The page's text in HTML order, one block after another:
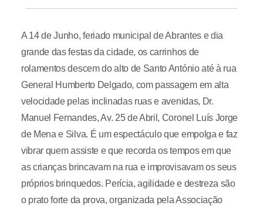
A 14 de Junho, feriado municipal de Abrantes e dia
grande das festas da cidade, os carrinhos de
rolamentos descem do alto de Santo António até à rua
General Humberto Delgado, com passagem em alta
velocidade pelas inclinadas ruas e avenidas, Dr.
Manuel Fernandes, Av. 25 de Abril, Coronel Luís Jorge
de Mena e Silva. É um espectáculo que empolga e faz
vibrar quem assiste e que recorda os tempos em que
as crianças brincavam na rua e improvisavam os seus
próprios brinquedos. Perícia, agilidade e destreza são
o prato forte da prova, organizada pela Associação